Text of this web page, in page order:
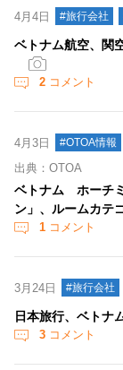
4月4日 #旅行会社
ベトナム航空、関
2 コメント
4月3日 #OTOA情報
出典：OTOA
ベトナム ホーチ
ン」、ルームカテ
1 コメント
3月24日 #旅行会社
日本旅行、ベトナ
3 コメント